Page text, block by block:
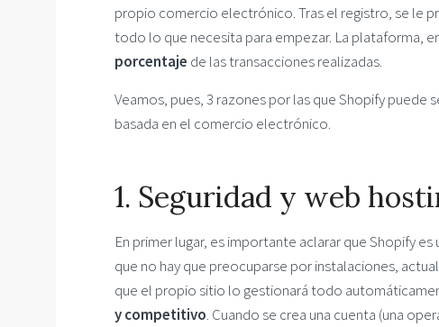
propio comercio electrónico. Tras el registro, se le
todo lo que necesita para empezar. La plataforma,
porcentaje de las transacciones realizadas.
Veamos, pues, 3 razones por las que Shopify puede
basada en el comercio electrónico.
1. Seguridad y web
En primer lugar, es importante aclarar que Shopify es
que no hay que preocuparse por instalaciones,
que el propio sitio lo gestionará todo
y competitivo. Cuando se crea una cuenta (una